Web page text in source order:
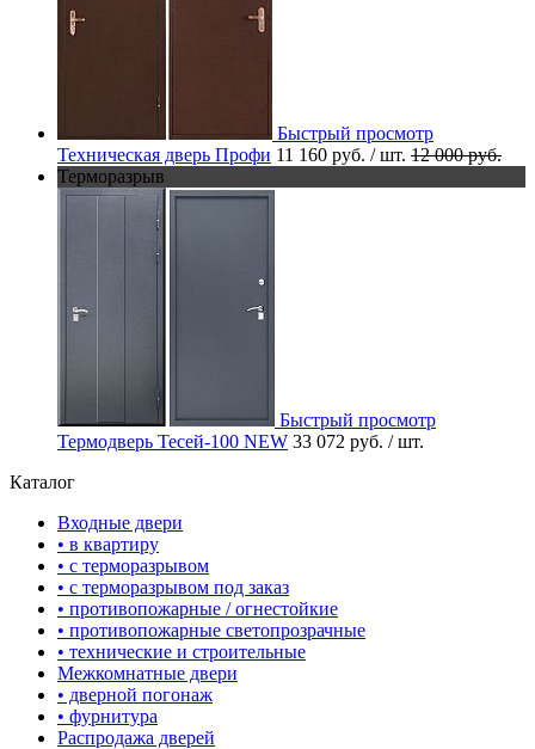
Быстрый просмотр
Техническая дверь Профи 11 160 руб. / шт. 12 000 руб.
Терморазрыв
Быстрый просмотр
Термодверь Тесей-100 NEW 33 072 руб. / шт.
Каталог
Входные двери
• в квартиру
• с терморазрывом
• с терморазрывом под заказ
• противопожарные / огнестойкие
• противопожарные светопрозрачные
• технические и строительные
Межкомнатные двери
• дверной погонаж
• фурнитура
Распродажа дверей